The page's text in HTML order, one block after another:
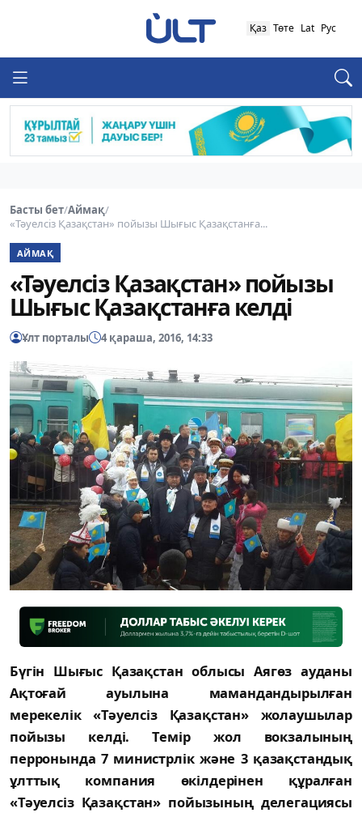
Қаз Төте Lat Рус
Басты бет/Аймақ/
«Тәуелсіз Қазақстан» пойызы Шығыс Қазақстанға...
АЙМАҚ
«Тәуелсіз Қазақстан» пойызы
Шығыс Қазақстанға келді
Ұлт порталы 4 қараша, 2016, 14:33
Бүгін Шығыс Қазақстан облысы Аягөз ауданы
Ақтоғай ауылына мамандандырылған
мерекелік «Тәуелсiз Қазақстан» жолаушылар
пойызы келді. Темір жол вокзалының
перронында 7 министрлік және 3 қазақстандық
ұлттық компания өкілдерінен құралған
«Тәуелсіз Қазақстан» пойызының делегациясы